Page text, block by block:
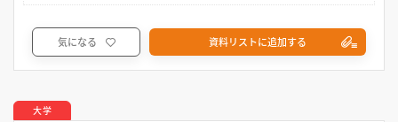
気になる 資料リストに追加する
大学